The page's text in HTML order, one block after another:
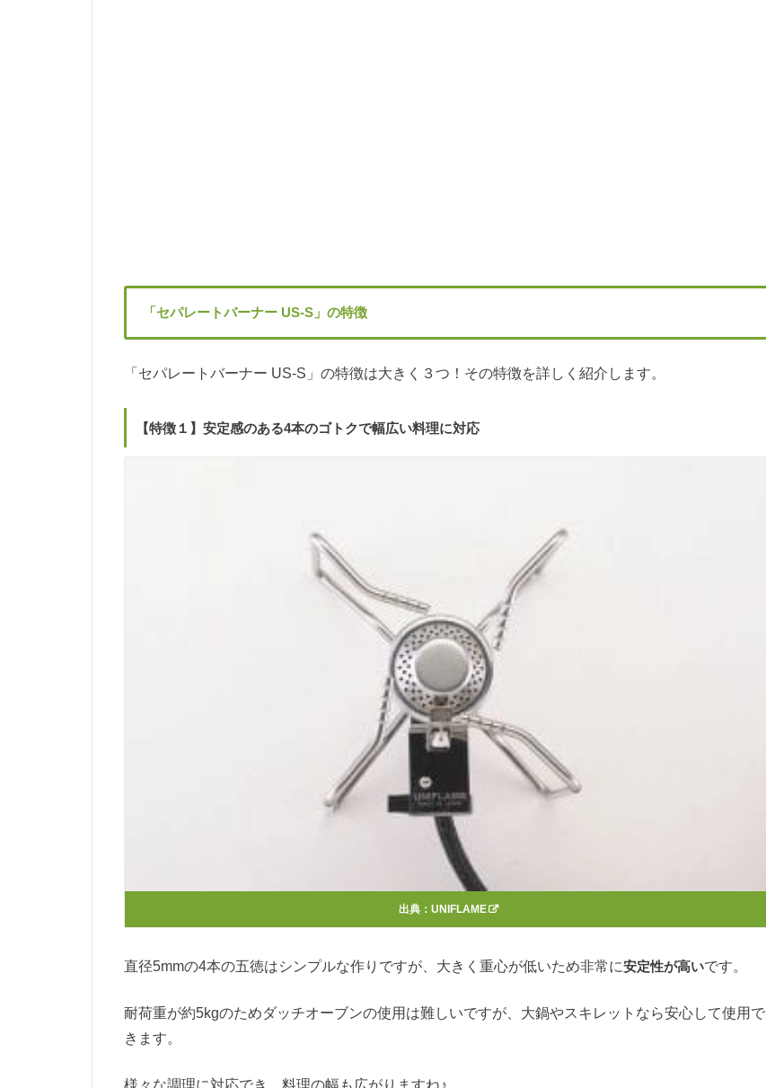
「セパレートバーナー US-S」の特徴
「セパレートバーナー US-S」の特徴は大きく３つ！その特徴を詳しく紹介します。
【特徴１】安定感のある4本のゴトクで幅広い料理に対応
出典：UNIFLAME
直径5mmの4本の五徳はシンプルな作りですが、大きく重心が低いため非常に安定性が高いです。
耐荷重が約5kgのためダッチオーブンの使用は難しいですが、大鍋やスキレットなら安心して使用で
きます。
様々な調理に対応でき、料理の幅も広がりますね♪